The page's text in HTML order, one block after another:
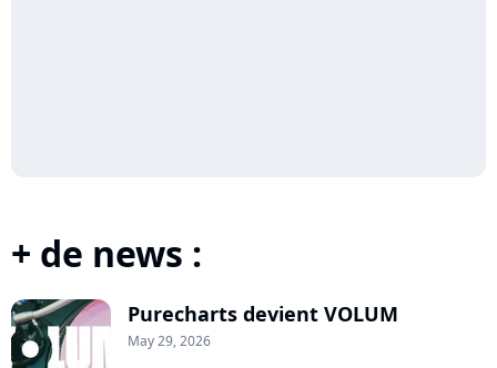
+ de news :
Purecharts devient VOLUM
May 29, 2026